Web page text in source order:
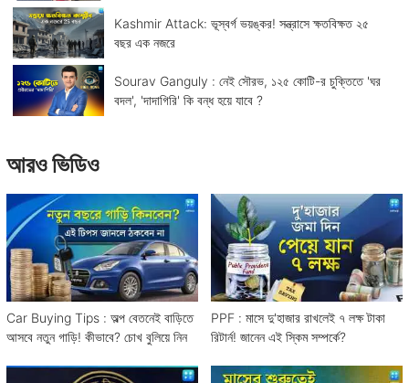
Kashmir Attack: ভূস্বর্গ ভয়ঙ্কর! সন্ত্রাসে ক্ষতবিক্ষত ২৫
বছর এক নজরে
Sourav Ganguly : নেই সৌরভ, ১২৫ কোটি-র চুক্তিতে 'ঘর
বদল', 'দাদাগিরি' কি বন্ধ হয়ে যাবে ?
আরও ভিডিও
Car Buying Tips : অল্প বেতনেই বাড়িতে
আসবে নতুন গাড়ি! কীভাবে? চোখ বুলিয়ে নিন
PPF : মাসে দু'হাজার রাখলেই ৭ লক্ষ টাকা
রিটার্ন! জানেন এই স্কিম সম্পর্কে?